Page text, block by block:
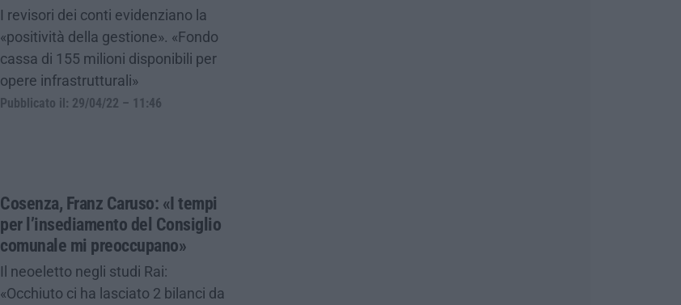
I revisori dei conti evidenziano la
«positività della gestione». «Fondo
cassa di 155 milioni disponibili per
opere infrastrutturali»
Pubblicato il: 29/04/22 – 11:46
Cosenza, Franz Caruso: «I tempi
per l’insediamento del Consiglio
comunale mi preoccupano»
Il neoeletto negli studi Rai:
«Occhiuto ci ha lasciato 2 bilanci da